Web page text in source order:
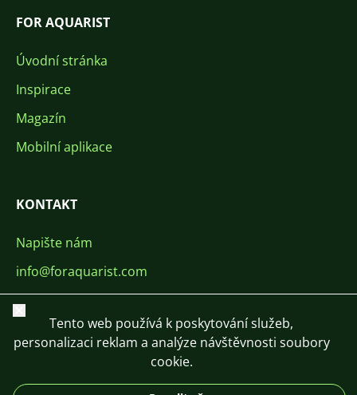
FOR AQUARIST
Úvodní stránka
Inspirace
Magazín
Mobilní aplikace
KONTAKT
Napište nám
info@foraquarist.com
+420 603 449 602
Zavřít
Tento web používá k poskytování služeb,
personalizaci reklam a analýze návštěvnosti soubory
cookie.